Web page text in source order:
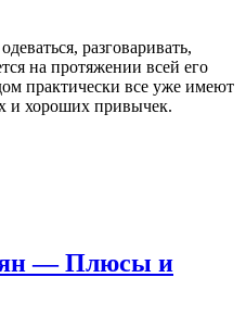
разговаривать,
на протяжении всей его
практически все уже имеют
и хороших привычек.
— Плюсы и